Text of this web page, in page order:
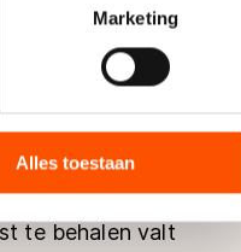
detailgedeeltein. U kunt uw
advertenties en
zij hebben verzameld via
de VS, waar mogelijk geen
in met deze overdracht.
Marketing
Alles toestaan
waar onder meer
vallen.
te behalen valt